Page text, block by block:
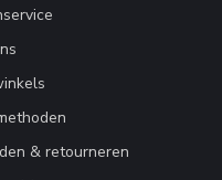
& retourneren